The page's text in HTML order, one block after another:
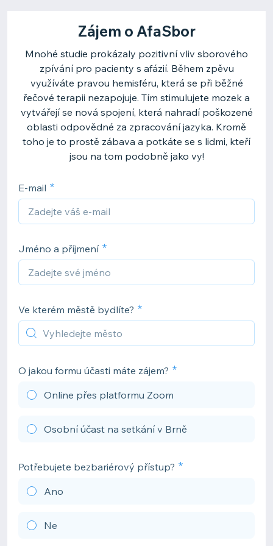
Zájem o AfaSbor
Mnohé studie prokázaly pozitivní vliv sborového
zpívání pro pacienty s afázií. Během zpěvu
využíváte pravou hemisféru, která se při běžné
řečové terapii nezapojuje. Tím stimulujete mozek a
vytvářejí se nová spojení, která nahradí poškozené
oblasti odpovědné za zpracování jazyka. Kromě
toho je to prostě zábava a potkáte se s lidmi, kteří
jsou na tom podobně jako vy!​
E‑mail
Jméno a příjmení
Ve kterém městě bydlíte?
O jakou formu účasti máte zájem?
Online přes platformu Zoom
Osobní účast na setkání v Brně
Potřebujete bezbariérový přístup?
Ano
Ne